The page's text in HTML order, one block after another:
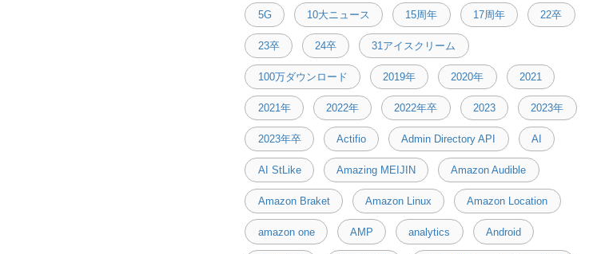
5G 10大ニュース 15周年 17周年 22卒
23卒 24卒 31アイスクリーム
100万ダウンロード 2019年 2020年 2021
2021年 2022年 2022年卒 2023 2023年
2023年卒 Actifio Admin Directory API AI
AI StLike Amazing MEIJIN Amazon Audible
Amazon Braket Amazon Linux Amazon Location
amazon one AMP analytics Android